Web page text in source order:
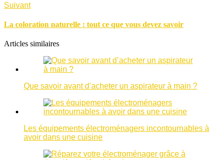
Suivant
La coloration naturelle : tout ce que vous devez savoir
Articles similaires
Que savoir avant d’acheter un aspirateur à main ?
Les équipements électroménagers incontournables à
avoir dans une cuisine